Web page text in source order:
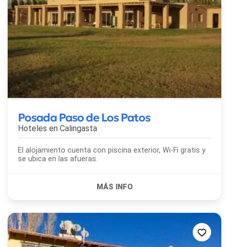
Posada Paso de Los Patos
Hoteles en Calingasta
El alojamiento cuenta con piscina exterior, Wi-Fi gratis y
se ubica en las afueras.